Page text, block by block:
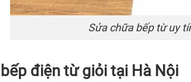
Sửa chữa bếp từ uy
điện từgiỏi tại Hà Nội